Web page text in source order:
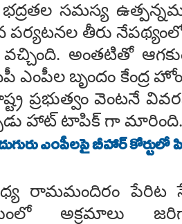
సమస్య
తీరు నేపథ్యంలో
అంతటితో
ఎంపీల బృందం కేంద్ర
ప్రభుత్వం వెంటనే
హాట్ టాపిక్ గా మారింది.
ఎంపీలపై బీహార్ కోర్టులో
రామమందిరం పేరిట
అక్రమాలు